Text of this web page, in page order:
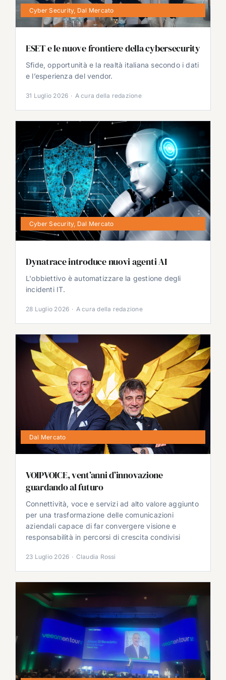
Cyber Security, Dal Mercato
ESET e le nuove frontiere della cybersecurity
Sfide, opportunità e la realtà italiana secondo i dati
e l’esperienza del vendor.
31 Luglio 2026 · A cura della redazione
Cyber Security, Dal Mercato
Dynatrace introduce nuovi agenti AI
L'obbiettivo è automatizzare la gestione degli
incidenti IT.
28 Luglio 2026 · A cura della redazione
Dal Mercato
VOIPVOICE, vent’anni d’innovazione
guardando al futuro
Connettività, voce e servizi ad alto valore aggiunto
per una trasformazione delle comunicazioni
aziendali capace di far convergere visione e
responsabilità in percorsi di crescita condivisi
23 Luglio 2026 · Claudia Rossi